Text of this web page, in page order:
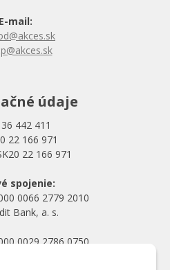
E-mail:
údaje
36 442 411
22 166 971
22 166 971
spojenie:
0066 2779 2010
Bank, a. s.
0029 2786 0750